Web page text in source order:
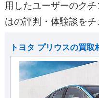
用したユーザーのク
はの評判・体験談をチ
トヨタ プリウスの買取